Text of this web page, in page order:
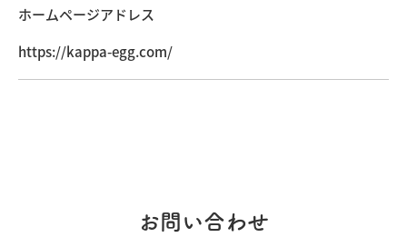
ホームページアドレス
https://kappa-egg.com/
お問い合わせ